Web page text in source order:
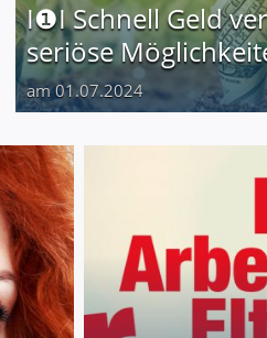
I❶I Schnell Geld
seriöse
am 01.07.2024